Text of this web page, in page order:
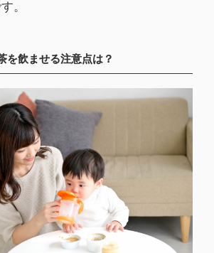
。
を飲ませる注意点は？